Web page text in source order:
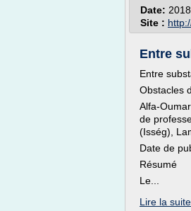
Date:
Site :
Entre
Entre
Obstacles
Alfa-
de
(Isség),
Date de
Résumé
Le...
Lire la suite